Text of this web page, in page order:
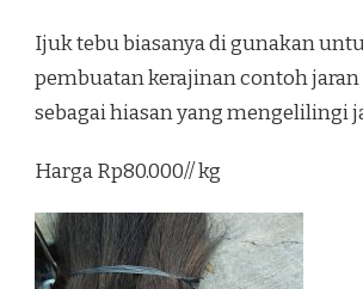
Ijuk tebu biasanya di gunakan
pembuatan kerajinan contoh jaran
sebagai hiasan yang mengelilingi
Harga Rp80.000// kg